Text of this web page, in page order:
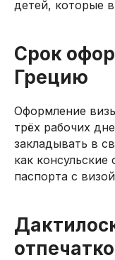
детей, которые
Срок
Грецию
Оформление
трёх рабочих
закладывать в
как
паспорта с